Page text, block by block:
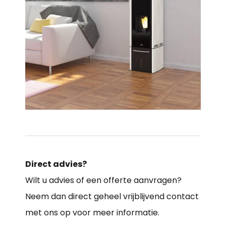
Direct advies?
Wilt u advies of een offerte aanvragen?
Neem dan direct geheel vrijblijvend contact
met ons op voor meer informatie.